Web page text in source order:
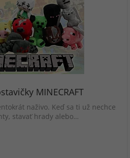
MINECRAFT
naživo. Keď sa ti už nechce
stavať hrady alebo…